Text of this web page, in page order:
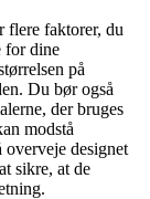
flere faktorer, du
for dine
på
Du bør også
der bruges
modstå
overveje designet
sikre, at de